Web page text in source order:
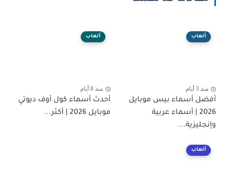
ألعاب
منذ 3 أيام
أفضل أسماء بيس موبايل
2026 | أسماء عربية
وإنجليزية...
ألعاب
منذ 8 أيام
أحدث أسماء كول أوف ديوتي
موبايل 2026 | أكثر...
ألعاب